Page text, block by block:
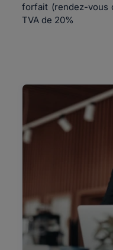
forfait (rendez-vous
TVA de 20%